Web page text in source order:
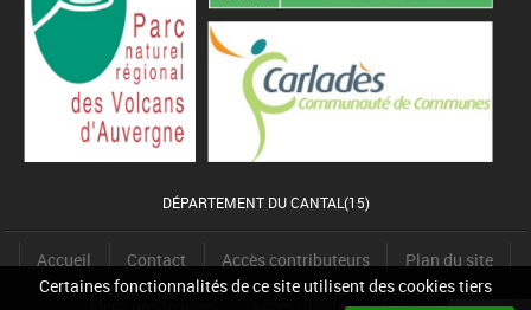
Certaines fonctionnalités de ce site utilisent des cookies tiers
DÉPARTEMENT DU CANTAL(15)
Accueil Contact Accès contributeurs Plan du site